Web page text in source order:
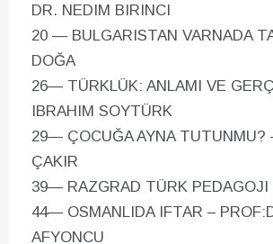
DR. NEDIM BIRINCI
20 — BULGARISTAN VARNADA
DOĞA
26— TÜRKLÜK: ANLAMI VE
IBRAHIM SOYTÜRK
29— ÇOCUĞA AYNA TUTUNMU?
ÇAKIR
39— RAZGRAD TÜRK PEDAGOJI
44— OSMANLIDA IFTAR –
AFYONCU